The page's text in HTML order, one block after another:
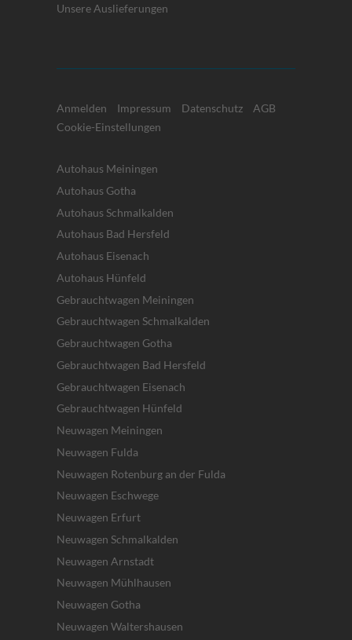
Unsere Auslieferungen
Anmelden Impressum Datenschutz
AGB
Cookie-Einstellungen
Autohaus Meiningen
Autohaus Gotha
Autohaus Schmalkalden
Autohaus Bad Hersfeld
Autohaus Eisenach
Autohaus Hünfeld
Gebrauchtwagen Meiningen
Gebrauchtwagen Schmalkalden
Gebrauchtwagen Gotha
Gebrauchtwagen Bad Hersfeld
Gebrauchtwagen Eisenach
Gebrauchtwagen Hünfeld
Neuwagen Meiningen
Neuwagen Fulda
Neuwagen Rotenburg an der Fulda
Neuwagen Eschwege
Neuwagen Erfurt
Neuwagen Schmalkalden
Neuwagen Arnstadt
Neuwagen Mühlhausen
Neuwagen Gotha
Neuwagen Waltershausen